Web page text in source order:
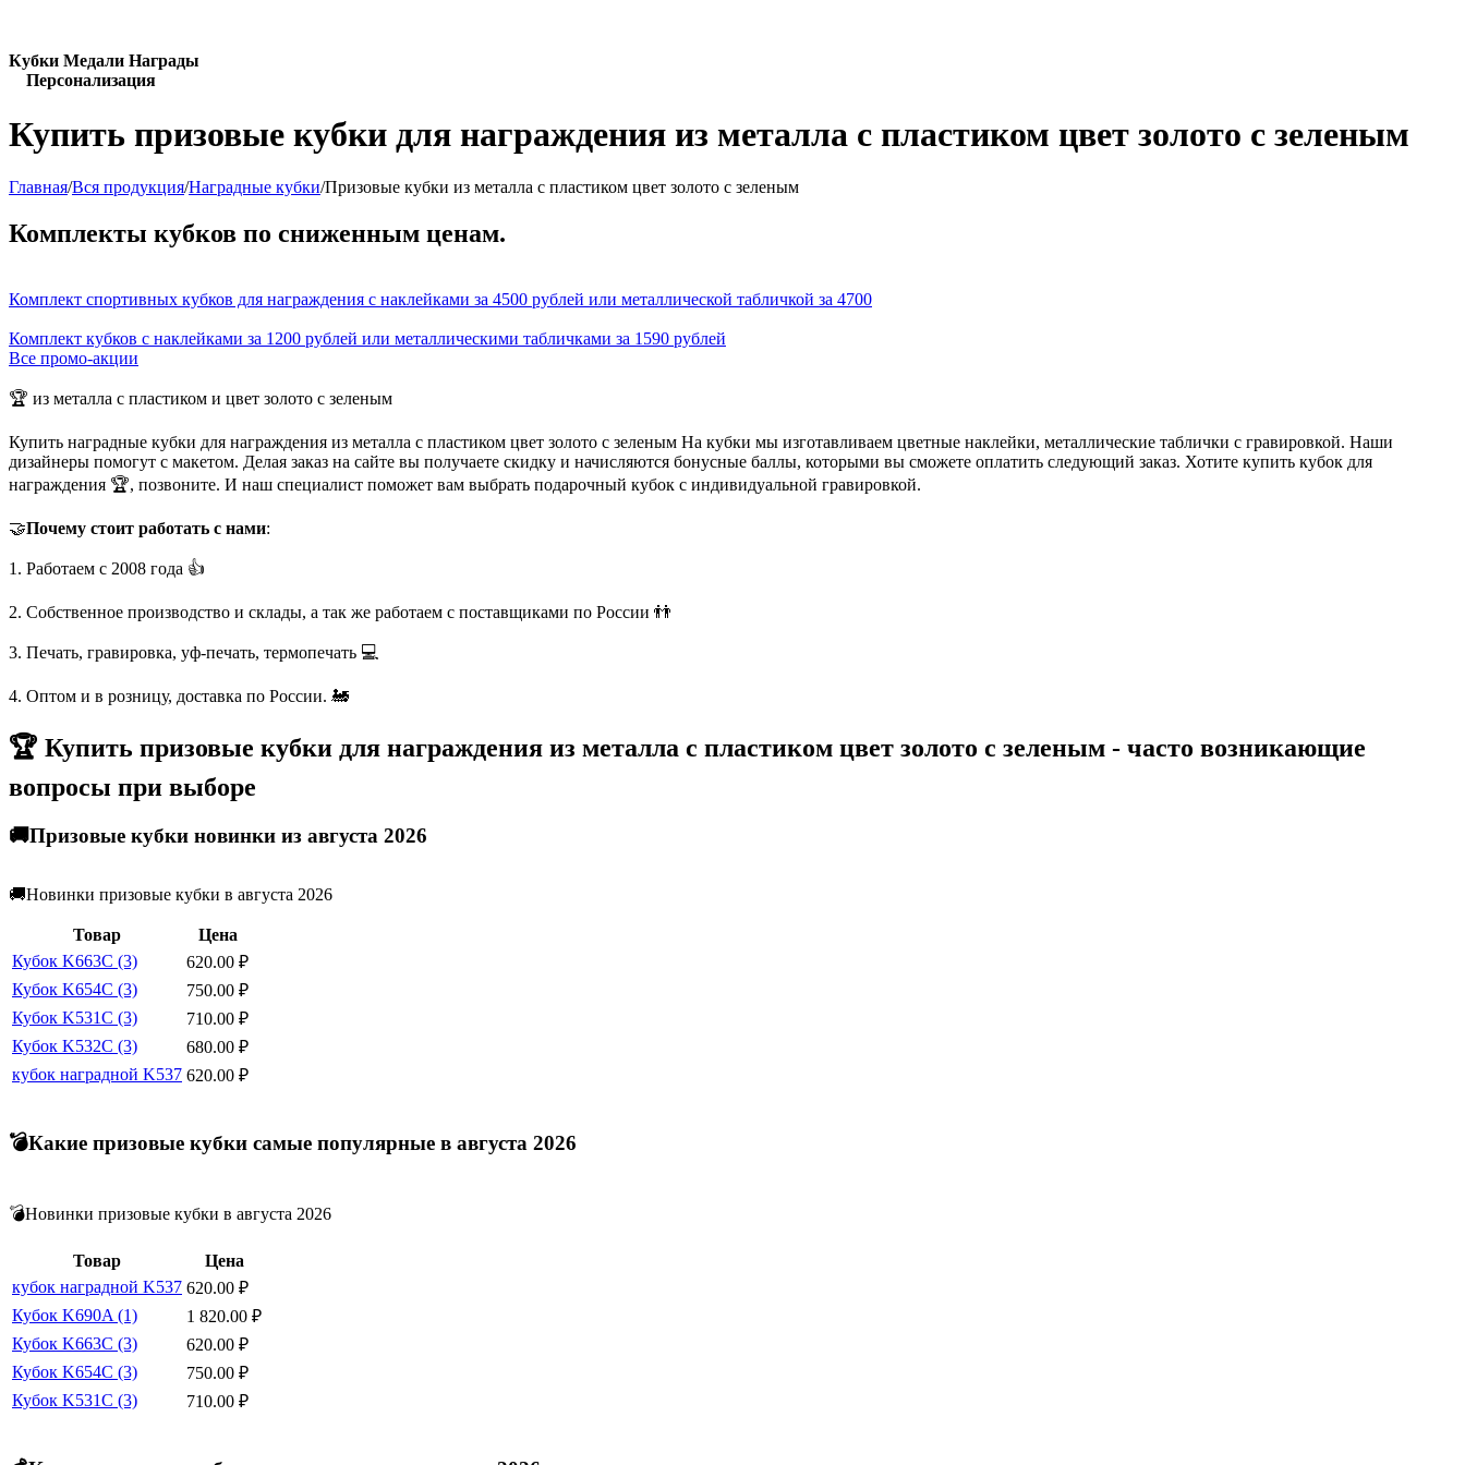
Кубки Медали Награды
Персонализация
Купить призовые кубки для награждения из металла с пластиком цвет золото с зеленым
Главная/Вся продукция/Наградные кубки/Призовые кубки из металла с пластиком цвет золото с зеленым
Комплекты кубков по сниженным ценам.
Комплект спортивных кубков для награждения с наклейками за 4500 рублей или металлической табличкой за 4700
Комплект кубков с наклейками за 1200 рублей или металлическими табличками за 1590 рублей
Все промо-акции
🏆 из металла с пластиком и цвет золото с зеленым
Купить наградные кубки для награждения из металла с пластиком цвет золото с зеленым На кубки мы изготавливаем цветные наклейки, металлические таблички с гравировкой. Наши
дизайнеры помогут с макетом. Делая заказ на сайте вы получаете скидку и начисляются бонусные баллы, которыми вы сможете оплатить следующий заказ. Хотите купить кубок для
награждения 🏆, позвоните. И наш специалист поможет вам выбрать подарочный кубок с индивидуальной гравировкой.
🤝Почему стоит работать с нами:
1. Работаем с 2008 года 👍
2. Собственное производство и склады, а так же работаем с поставщиками по России 👬
3. Печать, гравировка, уф-печать, термопечать 💻
4. Оптом и в розницу, доставка по России. 🚂
🏆 Купить призовые кубки для награждения из металла с пластиком цвет золото с зеленым - часто возникающие
вопросы при выборе
🚚Призовые кубки новинки из августа 2026
🚚Новинки призовые кубки в августа 2026
Товар
Цена
Кубок K663C (3)
620.00 ₽
Кубок K654C (3)
750.00 ₽
Кубок K531C (3)
710.00 ₽
Кубок K532C (3)
680.00 ₽
кубок наградной K537 620.00 ₽
💣Какие призовые кубки самые популярные в августа 2026
💣Новинки призовые кубки в августа 2026
Товар
Цена
кубок наградной K537 620.00 ₽
Кубок K690A (1)
1 820.00 ₽
Кубок K663C (3)
620.00 ₽
Кубок K654C (3)
750.00 ₽
Кубок K531C (3)
710.00 ₽